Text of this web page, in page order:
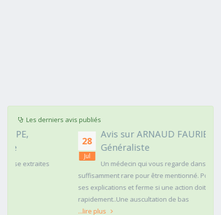
Les derniers avis publiés
Avis sur ARNAUD FAURIE, Médecin
Généraliste
Un médecin qui vous regarde dans les yeux c'est
suffisamment rare pour être mentionné. Posé,clair dans
ses explications et ferme si une action doit être menée
rapidement..Une auscultation de bas